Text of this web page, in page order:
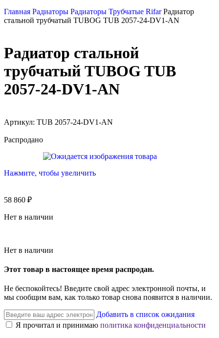
Главная Радиаторы Радиаторы Трубчатые RifarРадиатор
стальной трубчатый TUBOG TUB 2057-24-DV1-AN
Радиатор стальной
трубчатый TUBOG TUB
2057-24-DV1-AN
Артикул: TUB 2057-24-DV1-AN
Распродано
Нажмите, чтобы увеличить
58 860 ₽
Нет в наличии
Нет в наличии
Этот товар в настоящее время распродан.
Не беспокойтесь! Введите свой адрес электронной почты, и
мы сообщим вам, как только товар снова появится в наличии.
Добавить в список ожидания
Я прочитал и принимаю политика конфиденциальности